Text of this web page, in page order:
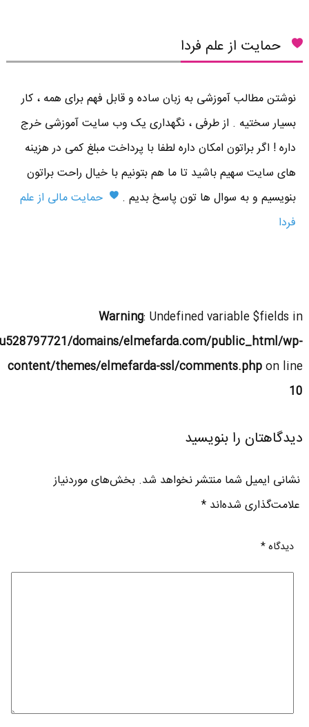
حمایت از علم فردا
نوشتن مطالب آموزشی به زبان ساده و قابل فهم برای همه ، کار
بسیار سختیه . از طرفی ، نگهداری یک وب سایت آموزشی خرج
داره ! اگر براتون امکان داره لطفا با پرداخت مبلغ کمی در هزینه
های سایت سهیم باشید تا ما هم بتونیم با خیال راحت براتون
بنویسیم و به سوال ها تون پاسخ بدیم .
حمایت مالی از علم
فردا
Warning: Undefined variable $fields in
domains/elmefarda.com/public_html/wp-
content/themes/elmefarda-ssl/comments.phpon line
10
دیدگاهتان را بنویسید
نشانی ایمیل شما منتشر نخواهد شد. بخش‌های موردنیاز
علامت‌گذاری شده‌اند*
دیدگاه*